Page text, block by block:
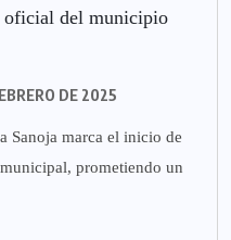
oficial del municipio
DE 2025
Sanoja marca el inicio de
prometiendo un